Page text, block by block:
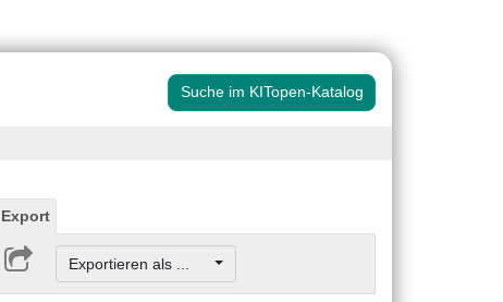
Suche im KITopen-Katalog
Export
Exportieren als ...